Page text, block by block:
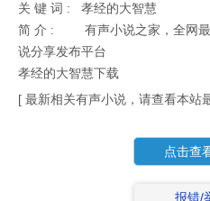
关 键 词 :
孝经的大智慧
简 介 :
有声小说之家，全网
说分享发布平台
孝经的大智慧下载
[ 最新相关有声小说，请查看本站
点击查
报错/